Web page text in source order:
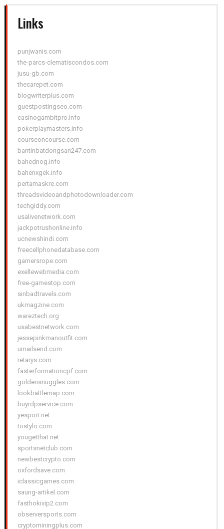
Links
punjwanis.com
the-parcs-clematiscondos.com
jusu-gb.com
thecarepet.com
blogwriterplus.com
guestpostingseo.com
casinogambitpro.info
pokerplaymasters.info
courseoncourse.com
bantinbatdongsan247.com
bahednog.info
bahenxgek.info
pertamaskre.com
threadsvideoandphotodownloader.com
techgiddy.com
usalivenetwork.com
jackpotrushonline.info
ucnewshindi.com
freecellphonedatabase.com
gamersrope.com
exellewebmedia.com
free-gamestop.com
sinbadtravels.com
ukmagzine.com
wareztech.org
usabestnetwork.com
jessepinkmanoutfit.com
umailsend.com
retarys.com
fasterformationcpf.com
goldensnuggles.com
lookbattlemap.com
buyrdpservice.com
yesport.net
tostylo.com
yougetthat.net
sportsnetclub.com
newbestcrypto.com
oxfordsave.com
iclassicgames.com
saung-artikel.com
fasthokivip2.com
observersports.com
cryptominingplus.com